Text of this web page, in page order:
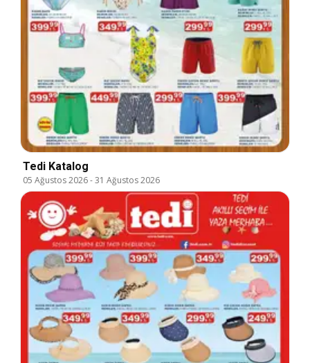
Tedi Katalog
05 Ağustos 2026-31 Ağustos 2026